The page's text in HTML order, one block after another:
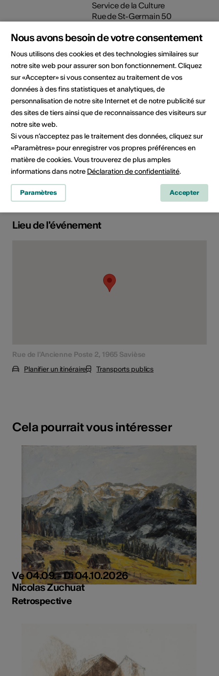
Service de la Culture
Rue de St-Germain 50
1965 Savièse
E-Mail
Site Internet
Domaine
Type d'événement
Classe d'âge
À partir de 6 ans
Public cible
Lieu de l'événement
Rue de l'Ancienne Poste 2, 1965 Savièse
Planifier un itinéraire
Transports publics
Cela pourrait vous intéresser
Ve 04.09. - Di 04.10.2026
Nicolas Zuchuat
Retrospective
Nous avons besoin de votre consentement
Nous utilisons des cookies et des technologies similaires sur
notre site web pour assurer son bon fonctionnement. Cliquez
sur «Accepter» si vous consentez au traitement de vos
données à des fins statistiques et analytiques, de
personnalisation de notre site Internet et de notre publicité sur
des sites de tiers ainsi que de reconnaissance des visiteurs sur
notre site web.
Si vous n’acceptez pas le traitement des données, cliquez sur
«Paramètres» pour enregistrer vos propres préférences en
matière de cookies. Vous trouverez de plus amples
informations dans notre Déclaration de confidentialité.
Paramètres Accepter